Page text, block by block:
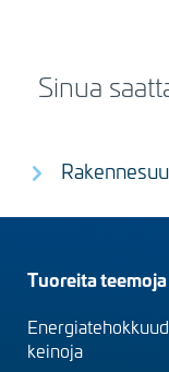
Sinua
Footer
menu
(fi)
Tuoreita
keinoja